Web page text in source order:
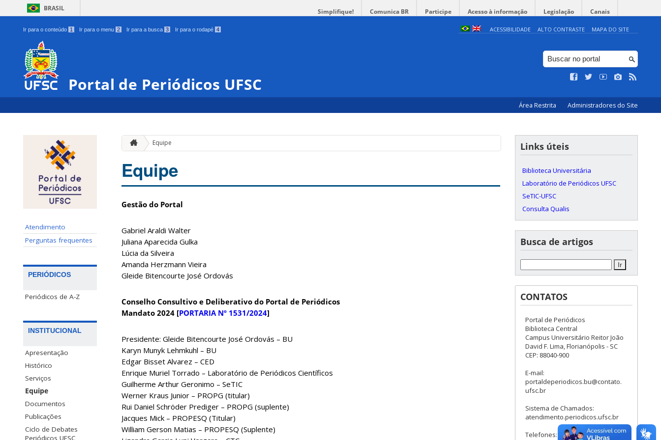
BRASIL Simplifique! Comunica BR Participe Acesso à informação Legislação Canais
Ir para o conteúdo 1 Ir para o menu 2 Ir para a busca 3 Ir para o rodapé 4 ACESSIBILIDADE ALTO CONTRASTE MAPA DO SITE
Portal de Periódicos UFSC
Área Restrita Administradores do Site
Atendimento
Perguntas frequentes
PERIÓDICOS
Periódicos de A-Z
INSTITUCIONAL
Apresentação
Histórico
Serviços
Equipe
Documentos
Publicações
Ciclo de Debates
Periódicos UFSC
Equipe
Equipe
Gestão do Portal
Gabriel Araldi Walter
Juliana Aparecida Gulka
Lúcia da Silveira
Amanda Herzmann Vieira
Gleide Bitencourte José Ordovás
Conselho Consultivo e Deliberativo do Portal de Periódicos
Mandato 2024 [PORTARIA Nº 1531/2024]
Presidente: Gleide Bitencourte José Ordovás – BU
Karyn Munyk Lehmkuhl – BU
Edgar Bisset Alvarez – CED
Enrique Muriel Torrado – Laboratório de Periódicos Científicos
Guilherme Arthur Geronimo – SeTIC
Werner Kraus Junior – PROPG (titular)
Rui Daniel Schröder Prediger – PROPG (suplente)
Jacques Mick – PROPESQ (Titular)
William Gerson Matias – PROPESQ (Suplente)
Links úteis
Biblioteca Universitária
Laboratório de Periódicos UFSC
SeTIC-UFSC
Consulta Qualis
Busca de artigos
CONTATOS
Portal de Periódicos
Biblioteca Central
Campus Universitário Reitor João
David F. Lima, Florianópolis - SC
CEP: 88040-900
E-mail:
portaldeperiodicos.bu@contato.
ufsc.br
Sistema de Chamados:
atendimento.periodicos.ufsc.br
Telefones: